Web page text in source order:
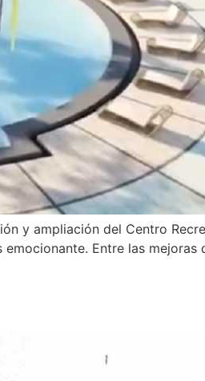
y ampliación del Centro
Entre las mejoras